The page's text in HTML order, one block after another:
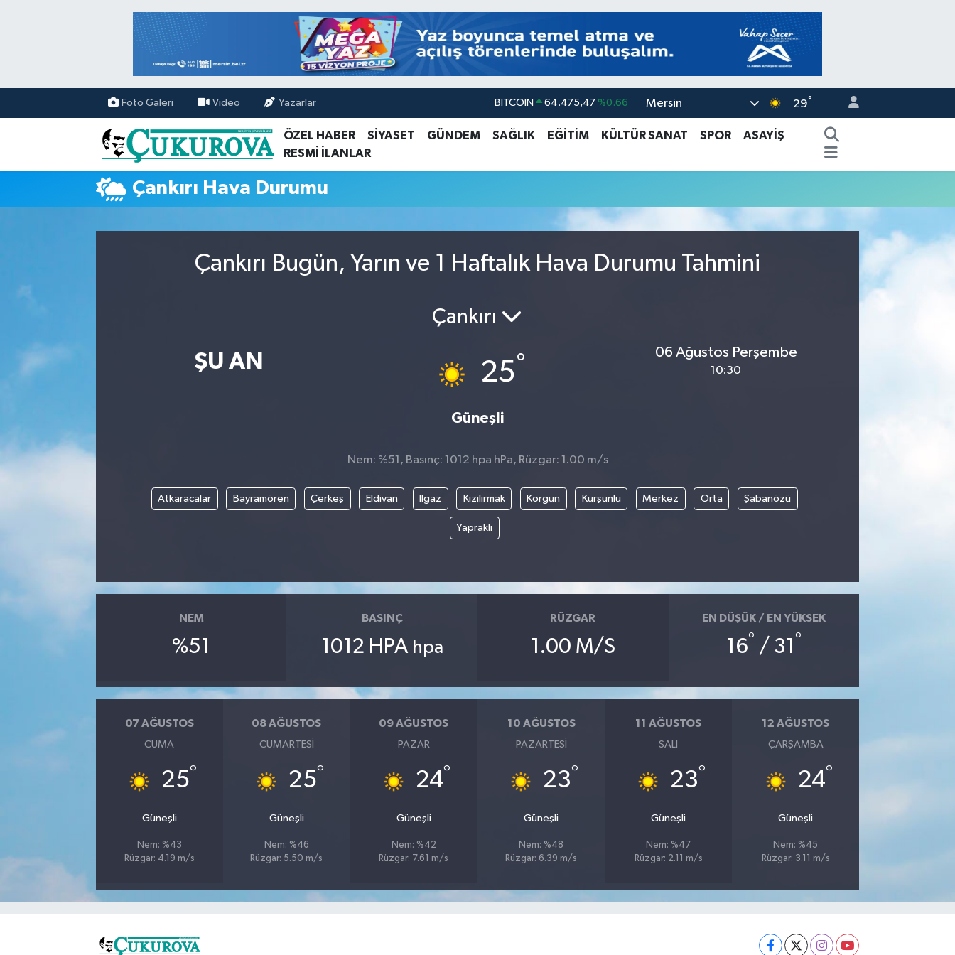
Foto Galeri Video Yazarlar BITCOIN 64.475,47 %0.66
DOLAR 47,5986 %0.06
GRAM ALTIN 6518.23 %0.39
BİST100 13.703 %0
Mersin 29°
ÖZEL HABER SİYASET GÜNDEM SAĞLIK EĞİTİM KÜLTÜR SANAT SPOR
ASAYİŞ
RESMİ İLANLAR
Çankırı Hava Durumu
Çankırı Bugün, Yarın ve 1 Haftalık Hava Durumu Tahmini
ŞU AN
Çankırı
25°
Güneşli
06 Ağustos Perşembe
10:30
Nem: %51, Basınç: 1012 hpa hPa, Rüzgar: 1.00 m/s
Atkaracalar Bayramören Çerkeş Eldivan Ilgaz Kızılırmak Korgun Kurşunlu Merkez Orta Şabanözü
Yapraklı
NEM
%51
BASINÇ
1012 HPA hpa
RÜZGAR
1.00 M/S
EN DÜŞÜK / EN YÜKSEK
16° / 31 °
07 AĞUSTOS
CUMA
25°
Güneşli
Nem: %43
Rüzgar: 4.19 m/s
08 AĞUSTOS
CUMARTESI
25°
Güneşli
Nem: %46
Rüzgar: 5.50 m/s
09 AĞUSTOS
PAZAR
24°
Güneşli
Nem: %42
Rüzgar: 7.61 m/s
10 AĞUSTOS
PAZARTESI
23°
Güneşli
Nem: %48
Rüzgar: 6.39 m/s
11 AĞUSTOS
SALI
23°
Güneşli
Nem: %47
Rüzgar: 2.11 m/s
12 AĞUSTOS
ÇARŞAMBA
24°
Güneşli
Nem: %45
Rüzgar: 3.11 m/s
Mersin Nöbetçi Eczaneler
Mersin Hava Durumu
Mersin Namaz Vakitleri
Mersin Trafik Yoğunluk Haritası
Süper Lig Puan Durumu ve Fikstür
Tüm Manşetler